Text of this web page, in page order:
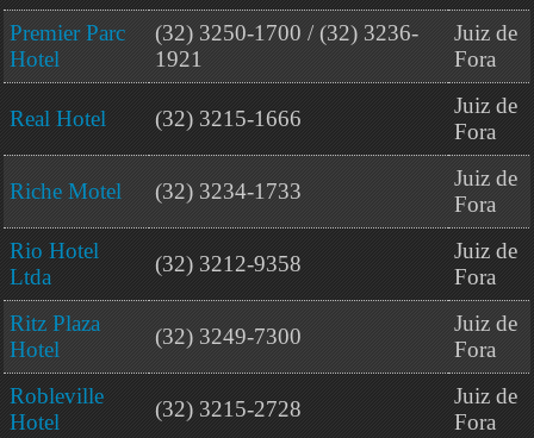
Premier Parc
Hotel
(32) 3250-1700 / (32) 3236-
1921
Juiz de
Fora
Real Hotel (32) 3215-1666
Juiz de
Fora
Riche Motel (32) 3234-1733
Juiz de
Fora
Rio Hotel
Ltda
(32) 3212-9358
Juiz de
Fora
Ritz Plaza
Hotel
(32) 3249-7300
Juiz de
Fora
Robleville
Hotel
(32) 3215-2728
Juiz de
Fora